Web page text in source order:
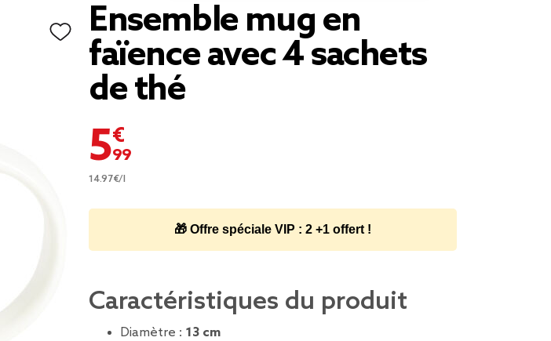
Ensemble mug en
faïence avec 4 sachets
de thé
5,99 €
14.97€/l
🎁 Offre spéciale VIP : 2 +1 offert !
Caractéristiques du produit
Diamètre : 13 cm